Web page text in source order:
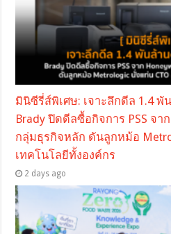
มินิซีรี่ส์พิเศษ: เจาะลึกดีล 1.4 พั
Brady ปิดดีลซื้อกิจการ PSS จา
กลุ่มธุรกิจหลัก ดันลูกหม้อ
เทคโนโลยีทั้งองค์กร
2 days ago